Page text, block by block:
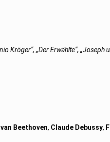
Kröger“, „Der Erwählte“, „Joseph
Beethoven, Claude Debussy,